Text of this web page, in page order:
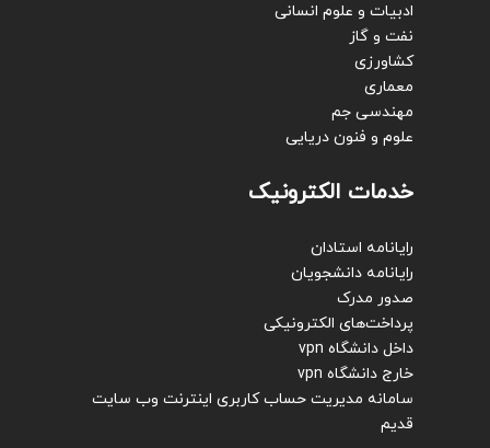
ادبیات و علوم انسانی
نفت و گاز
کشاورزی
معماری
مهندسی جم
علوم و فنون دریایی
خدمات الکترونیک
رایانامه استادان
رایانامه دانشجویان
صدور مدرک
پرداخت‌های الکترونیکی
داخل دانشگاه vpn
خارج دانشگاه vpn
سامانه مدیریت حساب کاربری اینترنت وب سایت
قدیم